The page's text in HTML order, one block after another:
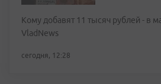
Кому добавят 11 тысяч рублей - в
VladNews
сегодня, 12:28